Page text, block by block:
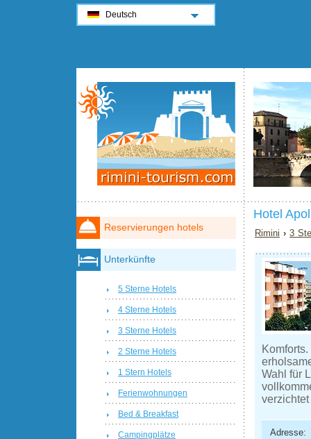
Hotel
Rimini ›3
Wahl für
Adresse:
Reservierungen hotels
Unterkünfte
5 Sterne Hotels
4 Sterne Hotels
3 Sterne Hotels
2 Sterne Hotels
1 Stern Hotels
Ferienwohnungen
Bed & Breakfast
Campingplätze
Deutsch